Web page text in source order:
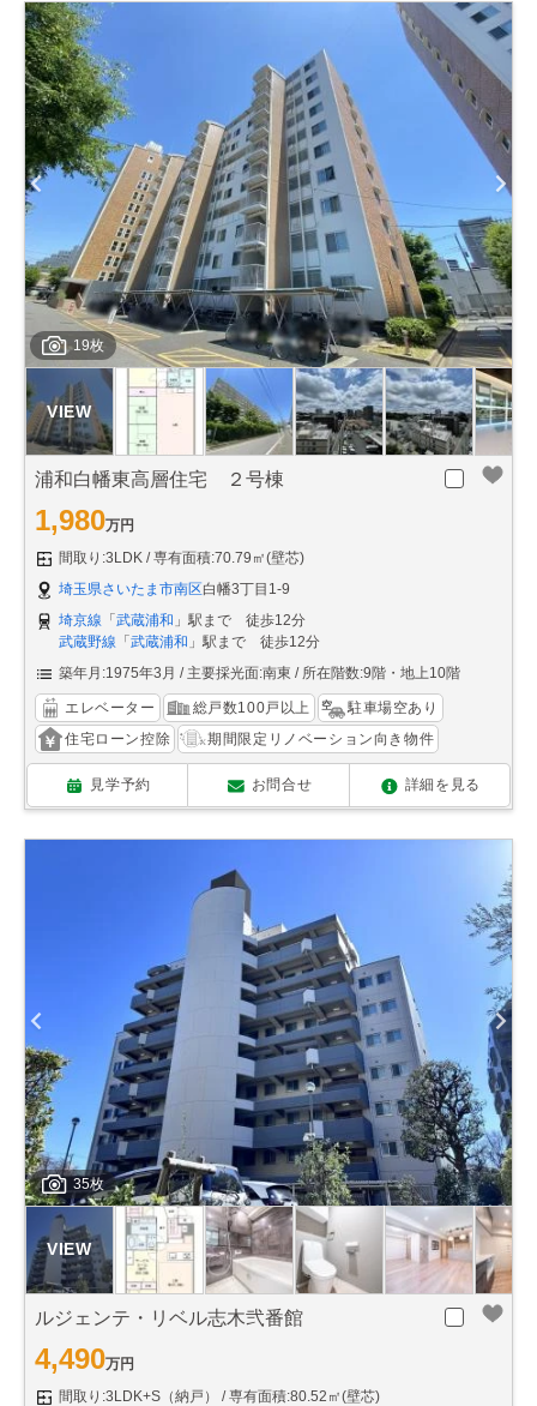
19枚
浦和白幡東高層住宅 ２号棟
1,980万円
間取り:3LDK
専有面積:70.79㎡(壁芯)
埼玉県さいたま市南区白幡3丁目1-9
埼京線 「 武蔵浦和 」駅まで 徒歩12分
武蔵野線 「 武蔵浦和 」駅まで 徒歩12分
築年月:1975年3月
主要採光面:南東 所在階数:9階・地上10階
エレベーター 総戸数100戸以上
駐車場空あり
住宅ローン控除
期間限定リノベーション向き物件
見学予約 お問合せ 詳細を見る
35枚
ルジェンテ・リベル志木弐番館
4,490万円
間取り:3LDK+S（納戸）
専有面積:80.52㎡(壁芯)